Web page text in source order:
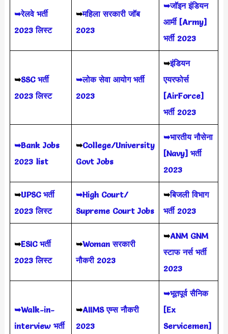
➥रेलवे भर्ती
2023 लिस्ट
➥महिला सरकारी जॉब
2023
➥जॉइन इंडियन
आर्मी [Army]
भर्ती 2023
➥SSC भर्ती
2023 लिस्ट
➥लोक सेवा आयोग भर्ती
2023
➥इंडियन
एयरफोर्स
[AirForce]
भर्ती 2023
➥Bank Jobs
2023 list
➥College/University
Govt Jobs
➥भारतीय नौसेना
[Navy] भर्ती
2023
➥UPSC भर्ती
2023 लिस्ट
➥High Court/
Supreme Court Jobs
➥बिजली विभाग
भर्ती 2023
➥ESIC भर्ती
2023 लिस्ट
➥Woman सरकारी
नौकरी 2023
➥ANM GNM
स्टाफ नर्स भर्ती
2023
➥Walk-in-
interview भर्ती
➥AIIMS एम्स नौकरी
2023
➥भूतपूर्व सैनिक
[Ex
Servicemen]